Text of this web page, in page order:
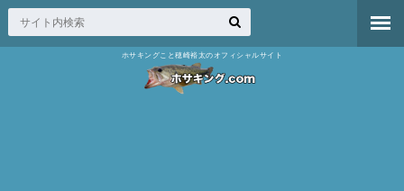
ホサキングこと穂崎裕太のオフィシャルサイト